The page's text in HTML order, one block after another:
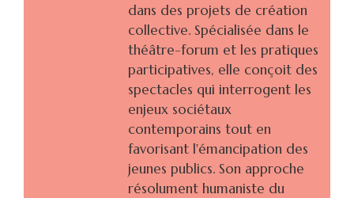
dans des projets de création
collective. Spécialisée dans le
théâtre-forum et les pratiques
participatives, elle conçoit des
spectacles qui interrogent les
enjeux sociétaux
contemporains tout en
favorisant l'émancipation des
jeunes publics. Son approche
résolument humaniste du